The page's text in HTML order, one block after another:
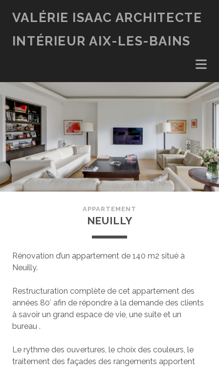
VALÉRIE ISAAC ARCHITECTE
INTÉRIEUR AIX-LES-BAINS
APPARTEMENT
NEUILLY
Rénovation d’un appartement de 140 m2 situé à
Neuilly.
Restructuration complète de cet appartement des
années 80′ afin de répondre à la demande des clients
à savoir un grand espace de vie, une suite et un
bureau .
Le rythme des ouvertures, le choix des couleurs, le
traitement des façades des rangements apportent